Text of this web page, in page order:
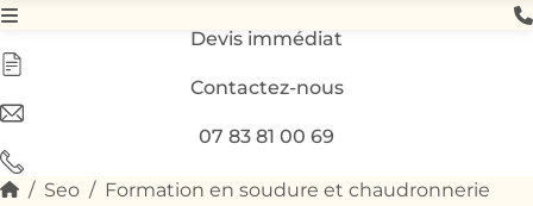
Devis immédiat
Contactez-nous
07 83 81 00 69
Seo
Formation en soudure et chaudronnerie